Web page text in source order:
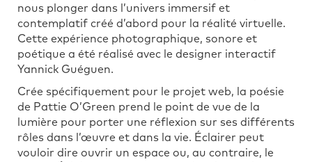
nous plonger dans l’univers immersif et
contemplatif créé d’abord pour la réalité virtuelle.
Cette expérience photographique, sonore et
poétique a été réalisé avec le designer interactif
Yannick Guéguen.
Crée spécifiquement pour le projet web, la poésie
de Pattie O’Green prend le point de vue de la
lumière pour porter une réflexion sur ses différents
rôles dans l’œuvre et dans la vie. Éclairer peut
vouloir dire ouvrir un espace ou, au contraire, le